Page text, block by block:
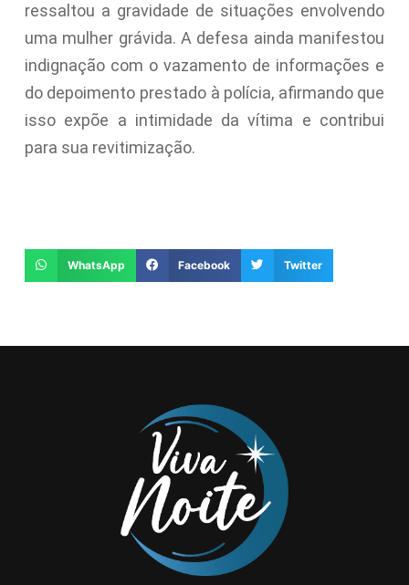
ressaltou a gravidade de situações envolvendo
uma mulher grávida. A defesa ainda manifestou
indignação com o vazamento de informações e
do depoimento prestado à polícia, afirmando que
isso expõe a intimidade da vítima e contribui
para sua revitimização.
WhatsApp Facebook Twitter